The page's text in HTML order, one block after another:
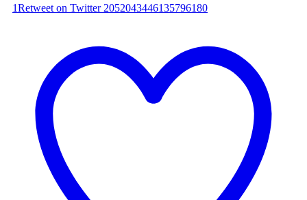
1Retweet on Twitter 2052043446135796180